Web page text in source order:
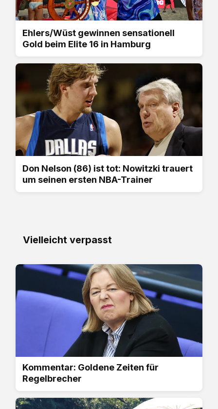
Ehlers/Wüst gewinnen sensationell
Gold beim Elite 16 in Hamburg
Don Nelson (86) ist tot: Nowitzki trauert
um seinen ersten NBA-Trainer
Vielleicht verpasst
Kommentar: Goldene Zeiten für
Regelbrecher